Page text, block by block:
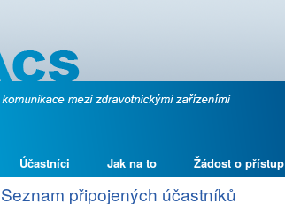
Účastníci Jak na to Žádost o přístup
Seznam připojených účastníků